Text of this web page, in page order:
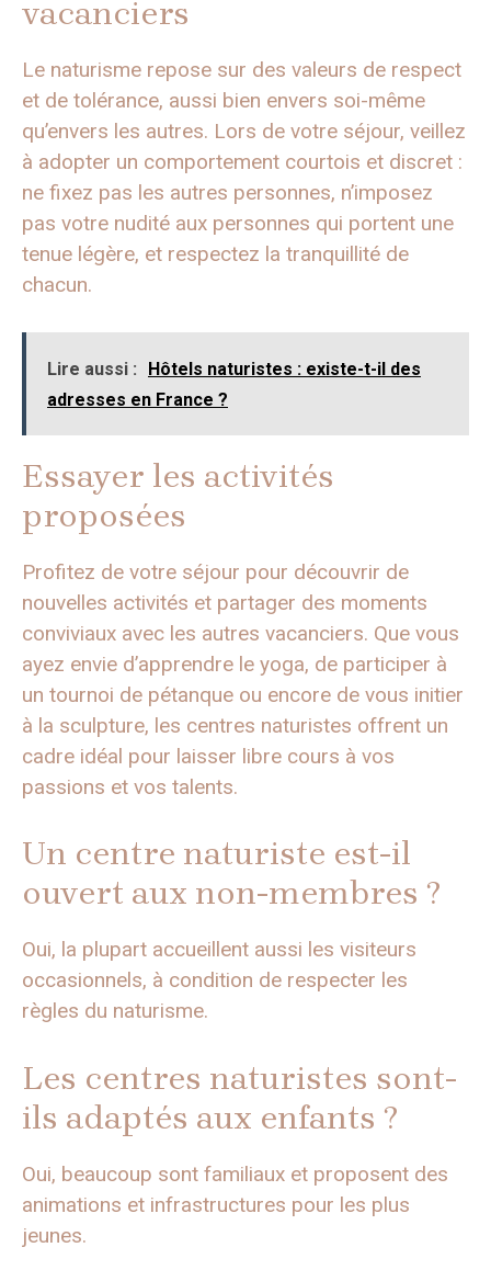
vacanciers
Le naturisme repose sur des valeurs de respect
et de tolérance, aussi bien envers soi-même
qu’envers les autres. Lors de votre séjour, veillez
à adopter un comportement courtois et discret :
ne fixez pas les autres personnes, n’imposez
pas votre nudité aux personnes qui portent une
tenue légère, et respectez la tranquillité de
chacun.
Lire aussi :
Hôtels naturistes : existe-t-il des
adresses en France ?
Essayer les activités
proposées
Profitez de votre séjour pour découvrir de
nouvelles activités et partager des moments
conviviaux avec les autres vacanciers. Que vous
ayez envie d’apprendre le yoga, de participer à
un tournoi de pétanque ou encore de vous initier
à la sculpture, les centres naturistes offrent un
cadre idéal pour laisser libre cours à vos
passions et vos talents.
Un centre naturiste est-il
ouvert aux non-membres ?
Oui, la plupart accueillent aussi les visiteurs
occasionnels, à condition de respecter les
règles du naturisme.
Les centres naturistes sont-
ils adaptés aux enfants ?
Oui, beaucoup sont familiaux et proposent des
animations et infrastructures pour les plus
jeunes.